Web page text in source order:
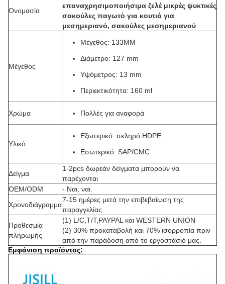
Ονομασία
επαναχρησιμοποιήσιμα ζελέ μικρές ψυκτικές
σακούλες παγωτό για κουτιά για
μεσημεριανό, σακούλες μεσημεριανού
Μέγεθος
Μέγεθος: 133MM
Διάμετρο: 127 mm
Υψόμετρος: 13 mm
Περιεκτικότητα: 160 ml
Χρώμα Πολλές για αναφορά
Υλικό
Εξωτερικό: σκληρό HDPE
Εσωτερικό: SAP/CMC
Δείγμα
1-2pcs δωρεάν δείγματα μπορούν να
παρέχονται
OEM/ODM
- Ναι, ναι.
Χρονοδιάγραμμα
7-15 ημέρες μετά την επιβεβαίωση της
παραγγελίας
Προθεσμία
πληρωμής
(1) L/C,T/T,PAYPAL και WESTERN UNION
(2) 30% προκαταβολή και 70% ισορροπία πριν
από την παράδοση από το εργοστάσιό μας.
Εμφάνιση προϊόντος: